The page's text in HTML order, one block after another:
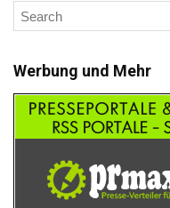
Werbung und Mehr